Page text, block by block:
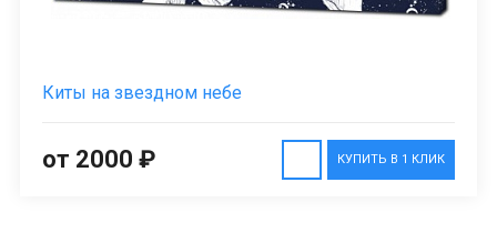
Киты на звездном небе
КУПИТЬ В 1 КЛИК
от 2000 ₽